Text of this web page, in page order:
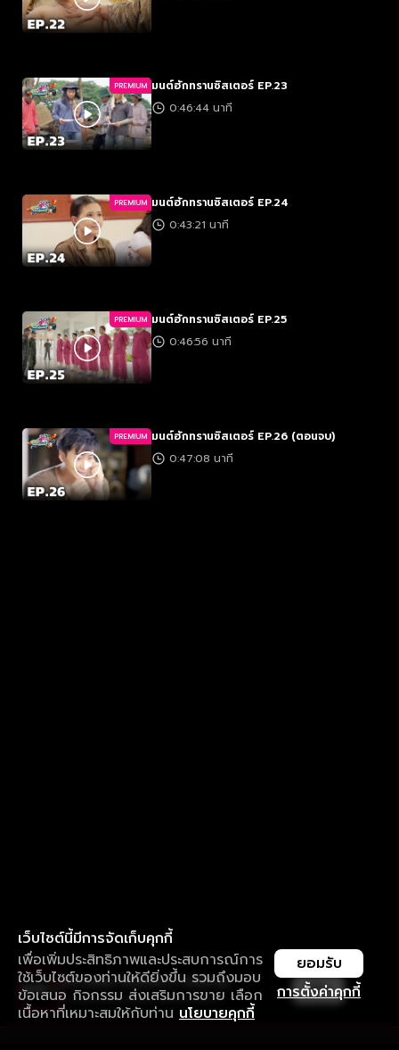
PREMIUM มนต์ฮักทรานซิสเตอร์ EP.23
0:46:44 นาที
PREMIUM มนต์ฮักทรานซิสเตอร์ EP.24
0:43:21 นาที
PREMIUM มนต์ฮักทรานซิสเตอร์ EP.25
0:46:56 นาที
PREMIUM มนต์ฮักทรานซิสเตอร์ EP.26 (ตอนจบ)
0:47:08 นาที
เว็บไซต์นี้มีการจัดเก็บคุกกี้
เพื่อเพิ่มประสิทธิภาพและประสบการณ์การ
ใช้เว็บไซต์ของท่านให้ดียิ่งขึ้น รวมถึงมอบ
ข้อเสนอ กิจกรรม ส่งเสริมการขาย เลือก
เนื้อหาที่เหมาะสมให้กับท่าน นโยบายคุกกี้
การตั้งค่าคุกกี้
ยอมรับ
ใช้งานแอป ลื่นไหลกว่า ไม่มีสะดุด
ดาวน์โหลดแอปเพื่อการรับชมที่ดีกว่า เปิด